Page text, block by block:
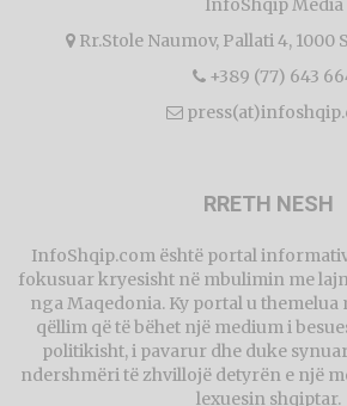
InfoShqip Media
Rr.Stole Naumov, Pallati 4,
+389 (77) 643
RRETH NESH
InfoShqip.com është portal
fokusuar kryesisht në mbulimin me
nga Maqedonia. Ky portal u themelua
qëllim që të bëhet një medium i
politikisht, i pavarur dhe duke
ndershmëri të zhvillojë detyrën e një
lexuesin shqiptar.